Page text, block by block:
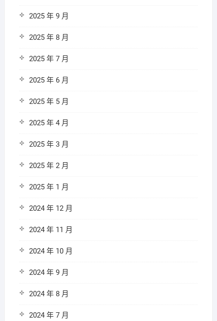
2025 年 9 月
2025 年 8 月
2025 年 7 月
2025 年 6 月
2025 年 5 月
2025 年 4 月
2025 年 3 月
2025 年 2 月
2025 年 1 月
2024 年 12 月
2024 年 11 月
2024 年 10 月
2024 年 9 月
2024 年 8 月
2024 年 7 月